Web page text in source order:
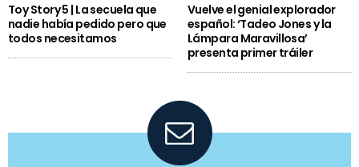
Toy Story 5 | La secuela que
nadie había pedido pero que
todos necesitamos
Vuelve el genial explorador
español: ‘Tadeo Jones y la
Lámpara Maravillosa’
presenta primer tráiler